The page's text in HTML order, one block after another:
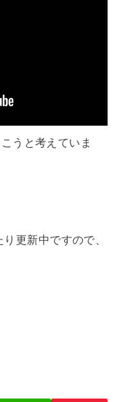
うと考えていま
更新中ですので、